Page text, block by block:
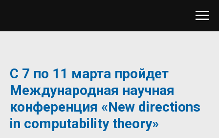
С 7 по 11 марта пройдет
Международная научная
конференция «New directions
in computability theory»